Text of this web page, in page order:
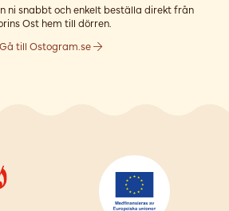
ni snabbt och enkelt beställa direkt från
Ost hem till dörren.
Gå till Ostogram.se